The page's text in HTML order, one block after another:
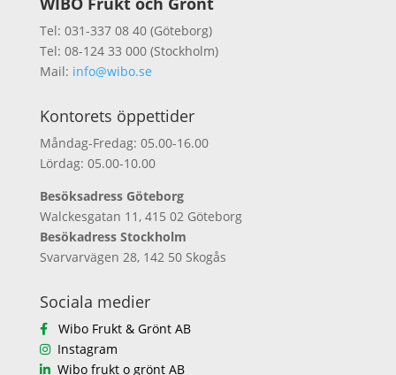
Tel: 031-337 08 40 (Göteborg)
Tel: 08-124 33 000 (Stockholm)
Mail: info@wibo.se
Kontorets öppettider
Måndag-Fredag: 05.00-16.00
Lördag: 05.00-10.00
Besöksadress Göteborg
Walckesgatan 11, 415 02 Göteborg
Besökadress Stockholm
Svarvarvägen 28, 142 50 Skogås
Sociala medier
Wibo Frukt & Grönt AB
Instagram
Wibo frukt o grönt AB